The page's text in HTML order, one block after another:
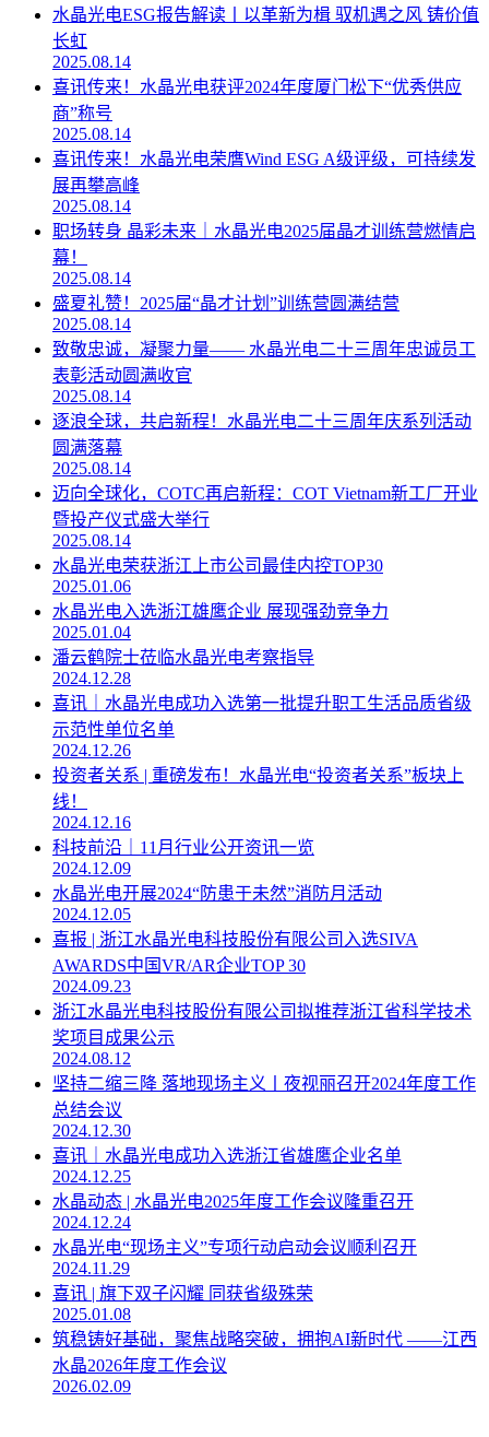
水晶光电ESG报告解读丨以革新为楫 驭机遇之风 铸价值
长虹
2025.08.14
喜讯传来！水晶光电获评2024年度厦门松下“优秀供应
商”称号
2025.08.14
喜讯传来！水晶光电荣膺Wind ESG A级评级，可持续发
展再攀高峰
2025.08.14
职场转身 晶彩未来｜水晶光电2025届晶才训练营燃情启
幕！
2025.08.14
盛夏礼赞！2025届“晶才计划”训练营圆满结营
2025.08.14
致敬忠诚，凝聚力量—— 水晶光电二十三周年忠诚员工
表彰活动圆满收官
2025.08.14
逐浪全球，共启新程！水晶光电二十三周年庆系列活动
圆满落幕
2025.08.14
迈向全球化，COTC再启新程：COT Vietnam新工厂开业
暨投产仪式盛大举行
2025.08.14
水晶光电荣获浙江上市公司最佳内控TOP30
2025.01.06
水晶光电入选浙江雄鹰企业 展现强劲竞争力
2025.01.04
潘云鹤院士莅临水晶光电考察指导
2024.12.28
喜讯｜水晶光电成功入选第一批提升职工生活品质省级
示范性单位名单
2024.12.26
投资者关系 | 重磅发布！水晶光电“投资者关系”板块上
线！
2024.12.16
科技前沿｜11月行业公开资讯一览
2024.12.09
水晶光电开展2024“防患于未然”消防月活动
2024.12.05
喜报 | 浙江水晶光电科技股份有限公司入选SIVA
AWARDS中国VR/AR企业TOP 30
2024.09.23
浙江水晶光电科技股份有限公司拟推荐浙江省科学技术
奖项目成果公示
2024.08.12
坚持二缩三降 落地现场主义丨夜视丽召开2024年度工作
总结会议
2024.12.30
喜讯｜水晶光电成功入选浙江省雄鹰企业名单
2024.12.25
水晶动态 | 水晶光电2025年度工作会议隆重召开
2024.12.24
水晶光电“现场主义”专项行动启动会议顺利召开
2024.11.29
喜讯 | 旗下双子闪耀 同获省级殊荣
2025.01.08
筑稳铸好基础，聚焦战略突破，拥抱AI新时代 ——江西
水晶2026年度工作会议
2026.02.09